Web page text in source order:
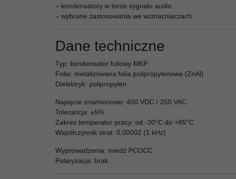
– kondensatory w torze sygnału audio
– wybrane zastosowania we wzmacniaczach
Dane techniczne
Typ: kondensator foliowy MKP
Folia: metalizowana folia polipropylenowa (ZnAl)
Dielektryk: polipropylen
Napięcie znamionowe: 400 VDC / 250 VAC
Tolerancja: ±5%
Zakres temperatur pracy: od -30°C do +85°C
Współczynnik strat: 0,00002 (1 kHz)
Wyprowadzenia: miedź PCOCC
Polaryzacja: brak